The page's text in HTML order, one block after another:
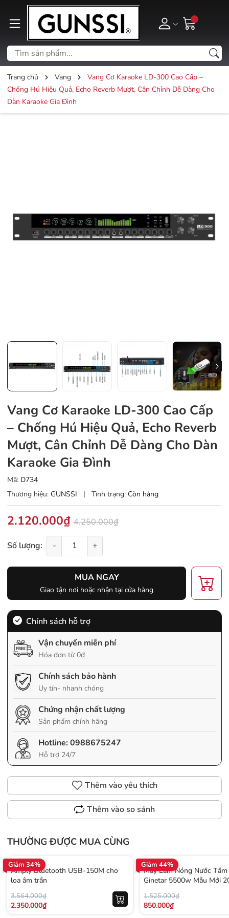
Trang chủ Vang
Vang Cơ Karaoke LD-300 Cao Cấp –
Chống Hú Hiệu Quả, Echo Reverb Mượt, Cân Chỉnh Dễ Dàng Cho
Dàn Karaoke Gia Đình
Vang Cơ Karaoke LD-300 Cao Cấp
– Chống Hú Hiệu Quả, Echo Reverb
Mượt, Cân Chỉnh Dễ Dàng Cho Dàn
Karaoke Gia Đình
Mã: D734
Thương hiệu: GUNSSI | Tình trạng: Còn hàng
2.120.000₫ 4.250.000₫
Số lượng: - +
MUA NGAY
Giao tận nơi hoặc nhận tại cửa hàng
Chính sách hỗ trợ
Vận chuyển miễn phí
Hóa đơn từ 0đ
Chính sách bảo hành
Uy tín- nhanh chóng
Chứng nhận chất lượng
Sản phẩm chính hãng
Hotline:0988675247
Hỗ trợ 24/7
Thêm vào yêu thích
Thêm vào so sánh
THƯỜNG ĐƯỢC MUA CÙNG
Giảm 34%
Amply Bluetooth USB-150M cho
loa âm trần
3.564.000₫
2.350.000₫
Giảm 44%
Máy Làm Nóng Nước
Ginetar 5500w Mẫu Mới
1.525.000₫
850.000₫